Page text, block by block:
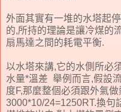
外面其實有一堆的水塔起
的,所持的理論是讓冷煤的
扇馬達之間的耗電平衡.
以水塔來講,它的水側所必
水量*溫差 舉例而言,假設
度F,那麼整個必須跟外氣
3000*10/24=1250RT.換句